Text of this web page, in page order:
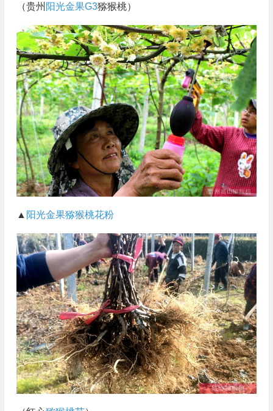
（贵州 阳光金果G3猕猴桃）
▲ 阳光金果猕猴桃花粉